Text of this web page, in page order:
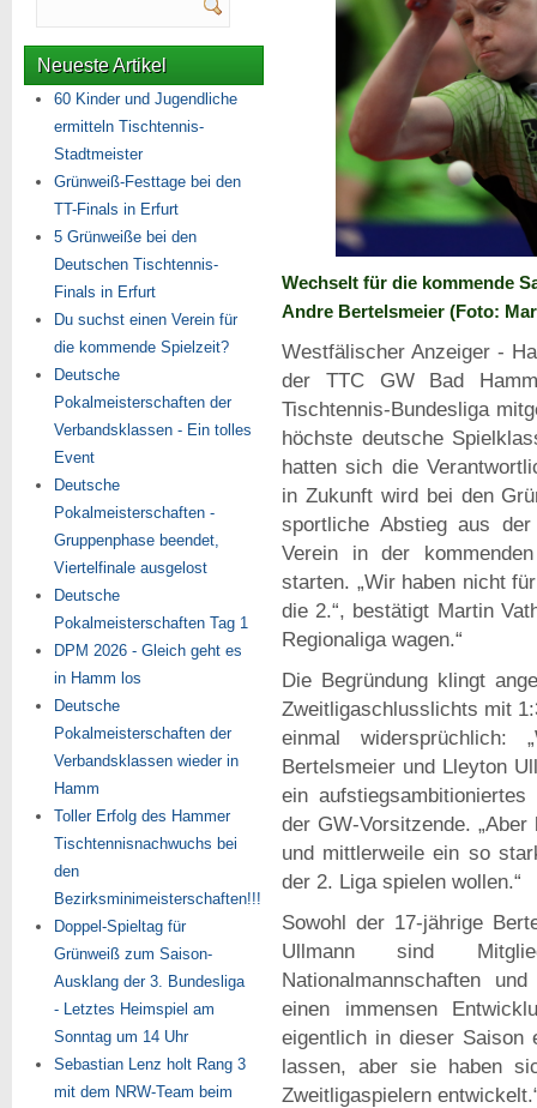
Wechselt für die kommende
Andre Bertelsmeier (Foto:
Westfälischer Anzeiger -
der TTC GW Bad
Tischtennis-Bundesliga
höchste deutsche
hatten sich die
in Zukunft wird bei den
sportliche Abstieg aus
Verein in der
starten. „Wir haben nicht
die 2.“, bestätigt Martin
Regionaliga wagen.“
Die Begründung klingt
Zweitligaschlusslichts mit
einmal
Bertelsmeier und Lleyton
ein
der GW-Vorsitzende.
und mittlerweile ein so
der 2. Liga spielen wollen.“
Sowohl der 17-jährige
Ullmann sind
Nationalmannschaften
einen immensen
eigentlich in dieser Saison
lassen, aber sie haben
Zweitligaspielern
Neueste Artikel
60 Kinder und Jugendliche
ermitteln Tischtennis-
Stadtmeister
Grünweiß-Festtage bei den
TT-Finals in Erfurt
5 Grünweiße bei den
Deutschen Tischtennis-
Finals in Erfurt
Du suchst einen Verein für
die kommende Spielzeit?
Deutsche
Pokalmeisterschaften der
Verbandsklassen - Ein tolles
Event
Deutsche
Pokalmeisterschaften -
Gruppenphase beendet,
Viertelfinale ausgelost
Deutsche
Pokalmeisterschaften Tag 1
DPM 2026 - Gleich geht es
in Hamm los
Deutsche
Pokalmeisterschaften der
Verbandsklassen wieder in
Hamm
Toller Erfolg des Hammer
Tischtennisnachwuchs bei
den
Bezirksminimeisterschaften!!!
Doppel-Spieltag für
Grünweiß zum Saison-
Ausklang der 3. Bundesliga
- Letztes Heimspiel am
Sonntag um 14 Uhr
Sebastian Lenz holt Rang 3
mit dem NRW-Team beim